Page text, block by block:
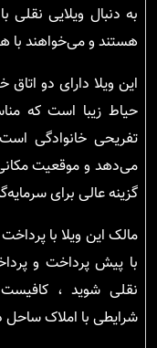
به دنبال ویلایی نقلی
هستند و می‌خواهند با
این ویلا دارای دو
حیاط زیبا است که
تفریحی خانوادگی است.
می‌دهد و موقعیت
گزینه عالی برای
مالک این ویلا با
با پیش پرداخت و
نقلی شوید ،
شرایطی با املاک